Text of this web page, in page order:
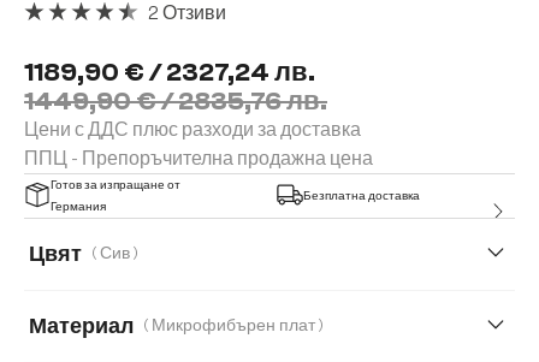
1189,90 € / 2327,24 лв.
1449,90 € / 2835,76 лв.
Цени с ДДС плюс разходи за доставка
ППЦ - Препоръчителна продажна цена
2 Отзиви
Готов за изпращане от
Германия
Безплатна доставка
Цвят ( Сив )
Материал ( Микрофибърен плат )